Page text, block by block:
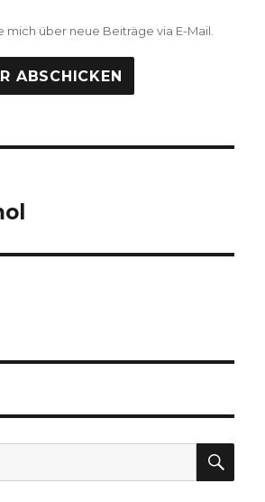
über neue Beiträge via E-Mail.